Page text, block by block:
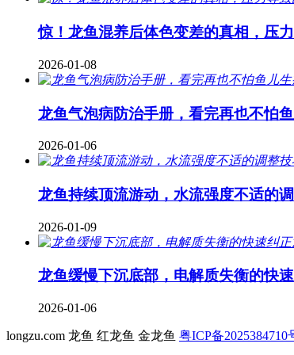
惊！龙鱼混养后体色变差的真相，压
2026-01-08
龙鱼气泡病防治手册，看完再也不怕
2026-01-06
龙鱼持续顶流游动，水流强度不适的调
2026-01-09
龙鱼缓慢下沉底部，电解质失衡的快速
2026-01-06
longzu.com 龙鱼 红龙鱼 金龙鱼 粤ICP备2025384710